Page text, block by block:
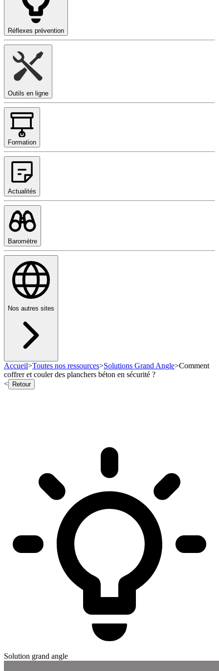
Réflexes prévention
Outils en ligne
Formation
Actualités
Baromètre
Nos autres sites
Accueil>Toutes nos ressources>Solutions Grand Angle>Comment
coffrer et couler des planchers béton en sécurité ?
<
Retour
Solution grand angle